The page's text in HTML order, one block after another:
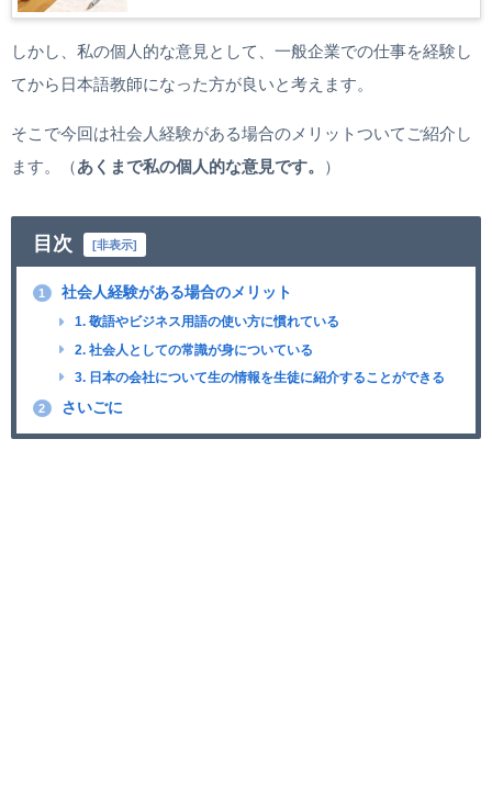
しかし、私の個人的な意見として、一般企業での仕事を経験し
てから日本語教師になった方が良いと考えます。
そこで今回は社会人経験がある場合のメリットついてご紹介し
ます。（あくまで私の個人的な意見です。 ）
目次 [非表示]
1 社会人経験がある場合のメリット
1. 敬語やビジネス用語の使い方に慣れている
2. 社会人としての常識が身についている
3. 日本の会社について生の情報を生徒に紹介することができる
2 さいごに